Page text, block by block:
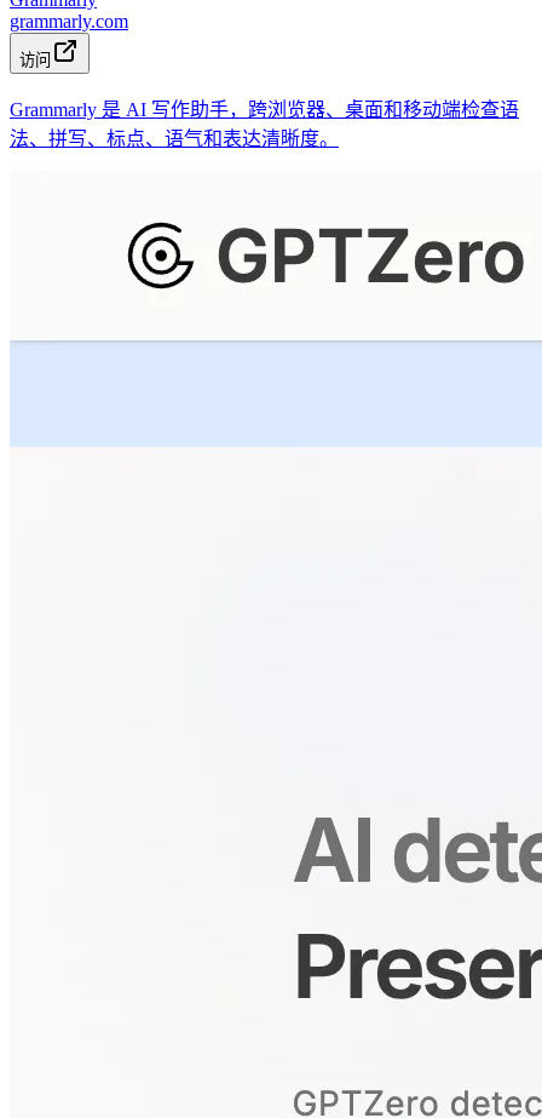
grammarly.com
访问
Grammarly 是 AI 写作助手，跨浏览器、桌面和移动端检查语
法、拼写、标点、语气和表达清晰度。